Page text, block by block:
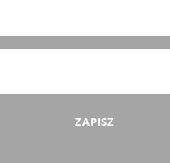
ZAPISZ